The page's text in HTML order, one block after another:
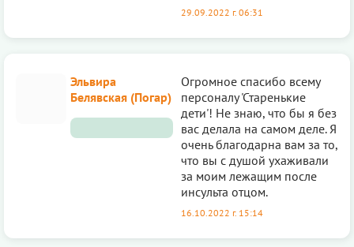
29.09.2022 г. 06:31
Эльвира
Белявская (Погар)
Огромное спасибо всему
персоналу 'Старенькие
дети'! Не знаю, что бы я без
вас делала на самом деле. Я
очень благодарна вам за то,
что вы с душой ухаживали
за моим лежащим после
инсульта отцом.
16.10.2022 г. 15:14